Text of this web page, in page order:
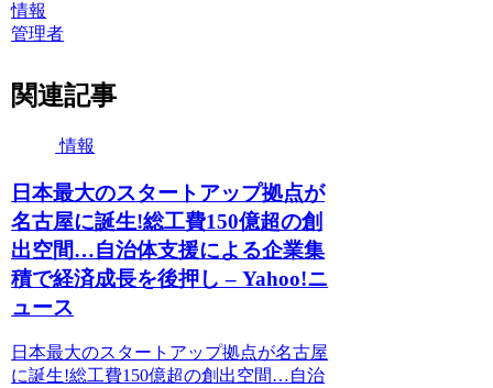
情報
管理者
関連記事
情報
日本最大のスタートアップ拠点が
名古屋に誕生!総工費150億超の創
出空間…自治体支援による企業集
積で経済成長を後押し – Yahoo!ニ
ュース
日本最大のスタートアップ拠点が名古屋
に誕生!総工費150億超の創出空間…自治